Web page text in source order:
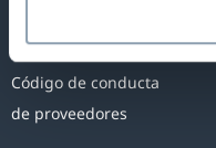
Soporte técnico
Código de conducta
de proveedores